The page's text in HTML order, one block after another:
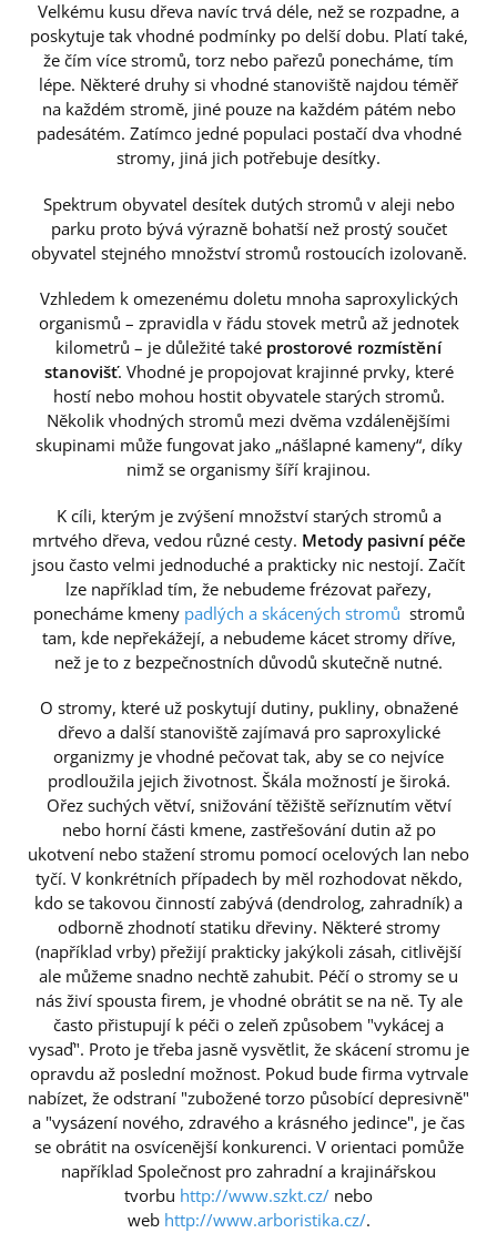
Velkému kusu dřeva navíc trvá déle, než se rozpadne, a
poskytuje tak vhodné podmínky po delší dobu. Platí také,
že čím více stromů, torz nebo pařezů ponecháme, tím
lépe. Některé druhy si vhodné stanoviště najdou téměř
na každém stromě, jiné pouze na každém pátém nebo
padesátém. Zatímco jedné populaci postačí dva vhodné
stromy, jiná jich potřebuje desítky.
Spektrum obyvatel desítek dutých stromů v aleji nebo
parku proto bývá výrazně bohatší než prostý součet
obyvatel stejného množství stromů rostoucích izolovaně.
Vzhledem k omezenému doletu mnoha saproxylických
organismů – zpravidla v řádu stovek metrů až jednotek
kilometrů – je důležité také prostorové rozmístění
stanovišť. Vhodné je propojovat krajinné prvky, které
hostí nebo mohou hostit obyvatele starých stromů.
Několik vhodných stromů mezi dvěma vzdálenějšími
skupinami může fungovat jako „nášlapné kameny“, díky
nimž se organismy šíří krajinou.
K cíli, kterým je zvýšení množství starých stromů a
mrtvého dřeva, vedou různé cesty. Metody pasivní péče
jsou často velmi jednoduché a prakticky nic nestojí. Začít
lze například tím, že nebudeme frézovat pařezy,
ponecháme kmeny padlých a skácených stromů stromů
tam, kde nepřekážejí, a nebudeme kácet stromy dříve,
než je to z bezpečnostních důvodů skutečně nutné.
O stromy, které už poskytují dutiny, pukliny, obnažené
dřevo a další stanoviště zajímavá pro saproxylické
organizmy je vhodné pečovat tak, aby se co nejvíce
prodloužila jejich životnost. Škála možností je široká.
Ořez suchých větví, snižování těžiště seříznutím větví
nebo horní části kmene, zastřešování dutin až po
ukotvení nebo stažení stromu pomocí ocelových lan nebo
tyčí. V konkrétních případech by měl rozhodovat někdo,
kdo se takovou činností zabývá (dendrolog, zahradník) a
odborně zhodnotí statiku dřeviny. Některé stromy
(například vrby) přežijí prakticky jakýkoli zásah, citlivější
ale můžeme snadno nechtě zahubit. Péčí o stromy se u
nás živí spousta firem, je vhodné obrátit se na ně. Ty ale
často přistupují k péči o zeleň způsobem "vykácej a
vysaď". Proto je třeba jasně vysvětlit, že skácení stromu je
opravdu až poslední možnost. Pokud bude firma vytrvale
nabízet, že odstraní "zubožené torzo působící depresivně"
a "vysázení nového, zdravého a krásného jedince", je čas
se obrátit na osvícenější konkurenci. V orientaci pomůže
například Společnost pro zahradní a krajinářskou
tvorbu http://www.szkt.cz/ nebo
web http://www.arboristika.cz/.